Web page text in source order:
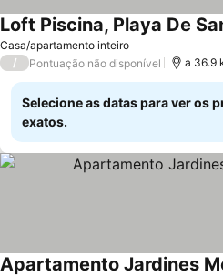
Casa/apartamento inteiro
Loft Piscina, Playa De
/ Pontuação não disponível a 36.9
Selecione as datas para ver os
exatos.
Apartamento Jardines